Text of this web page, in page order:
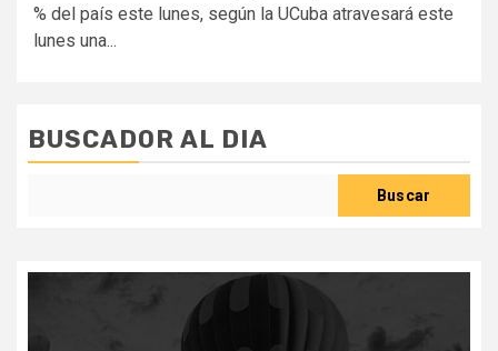
% del país este lunes, según la UCuba atravesará este
lunes una...
BUSCADOR AL DIA
Buscar